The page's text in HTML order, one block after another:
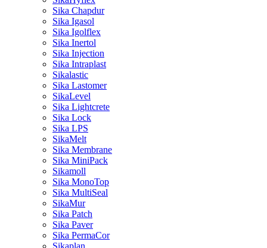
Sika Chapdur
Sika Igasol
Sika Igolflex
Sika Inertol
Sika Injection
Sika Intraplast
Sikalastic
Sika Lastomer
SikaLevel
Sika Lightcrete
Sika Lock
Sika LPS
SikaMelt
Sika Membrane
Sika MiniPack
Sikamoll
Sika MonoTop
Sika MultiSeal
SikaMur
Sika Patch
Sika Paver
Sika PermaCor
Sikaplan